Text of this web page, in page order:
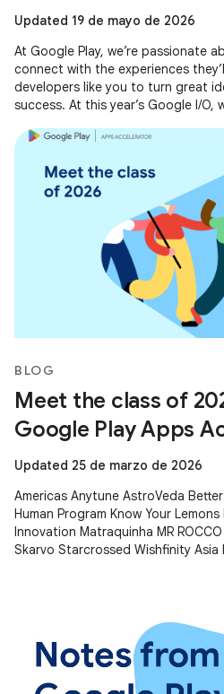
Updated 19 de mayo de 2026
At Google Play, we’re passionate
connect with the experiences
developers like you to turn great
success. At this year’s Google I/
BLOG
Meet the class of
Google Play Apps
Updated 25 de marzo de 2026
Americas Anytune AstroVeda
Human Program Know Your
Innovation Matraquinha MR ROCCO
Skarvo Starcrossed Wishfinity Asia